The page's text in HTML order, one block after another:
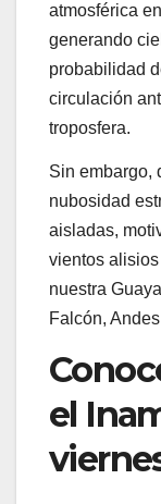
atmosférica
generando
probabilidad
circulación
troposfera.
Sin embargo,
nubosidad
aisladas,
vientos
nuestra
Falcón,
el